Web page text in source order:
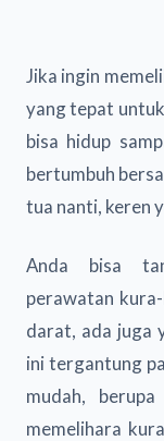
Jika ingin
yang tepat
bisa hidup
bertumbuh
tua nanti, keren
Anda bisa
perawatan
darat, ada juga
ini tergantung
mudah,
memelihara